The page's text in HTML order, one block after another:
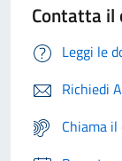
Contatta il
Leggi le
Richiedi
Chiama